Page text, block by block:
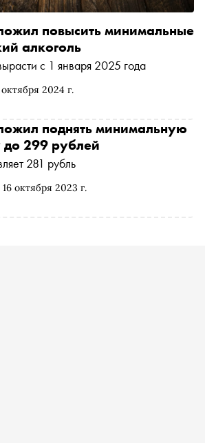
октября 2024 г.
повысить минимальные
алкоголь
с 1 января 2025 года
16 октября 2023 г.
поднять минимальную
до 299 рублей
281 рубль